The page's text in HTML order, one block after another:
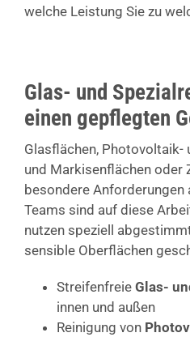
welche Leistung Sie zu
Glas- und
einen gepflegten
Glasflächen, Photovoltaik-
und Markisenflächen oder
besondere Anforderungen
Teams sind auf diese
nutzen speziell
sensible Oberflächen
Streifenfreie Glas-
innen und außen
Reinigung von